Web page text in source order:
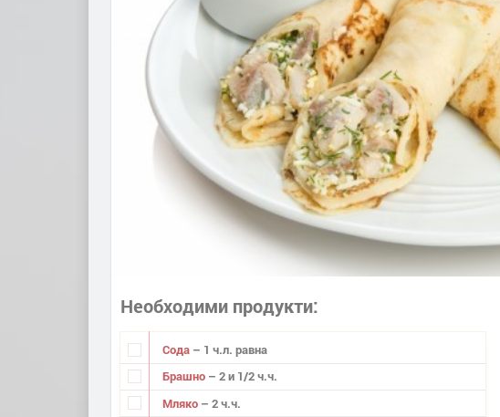
Необходими продукти
Сода – 1 ч.л. равна
Брашно – 2 и 1/2 ч.ч.
Мляко – 2 ч.ч.